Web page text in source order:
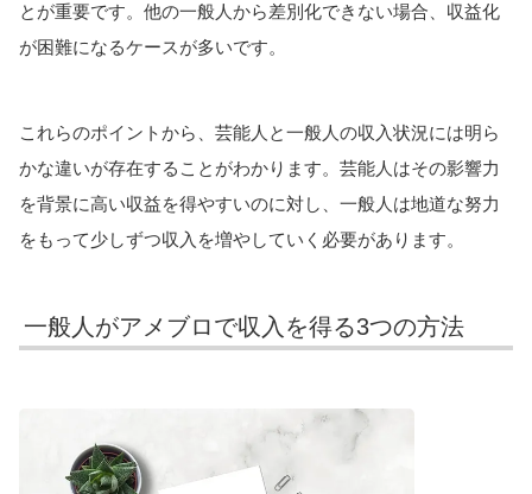
とが重要です。他の一般人から差別化できない場合、収益化
が困難になるケースが多いです。
これらのポイントから、芸能人と一般人の収入状況には明ら
かな違いが存在することがわかります。芸能人はその影響力
を背景に高い収益を得やすいのに対し、一般人は地道な努力
をもって少しずつ収入を増やしていく必要があります。
一般人がアメブロで収入を得る3つの方法